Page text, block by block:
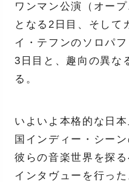
ワンマン公演（オー
となる2日目、そして
イ・テフンのソロパ
3日目と、趣向の異な
る。
いよいよ本格的な日
国インディー・シー
彼らの音楽世界を探
インタヴューを行った